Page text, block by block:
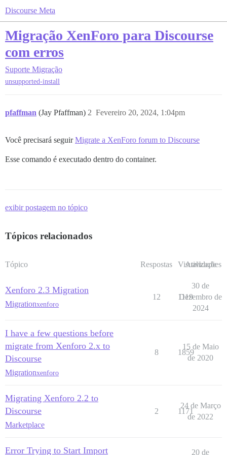
Discourse Meta
Migração XenForo para Discourse
com erros
Suporte Migração
unsupported-install
pfaffman (Jay Pfaffman) Fevereiro 20, 2024, 1:04pm
2
Você precisará seguirMigrate a XenForo forum to Discourse
Esse comando é executado dentro do container.
exibir postagem no tópico
Tópicos relacionados
Tópico Respostas Visualizações
Atividade
Xenforo 2.3 Migration
Migrationxenforo
12 1119
30 de
Dezembro de
2024
I have a few questions before
migrate from Xenforo 2.x to
Discourse
Migrationxenforo
8 1859
15 de Maio
de 2020
Migrating Xenforo 2.2 to
Discourse
Marketplace
2 1171
24 de Março
de 2022
Error Trying to Start Import 20 de